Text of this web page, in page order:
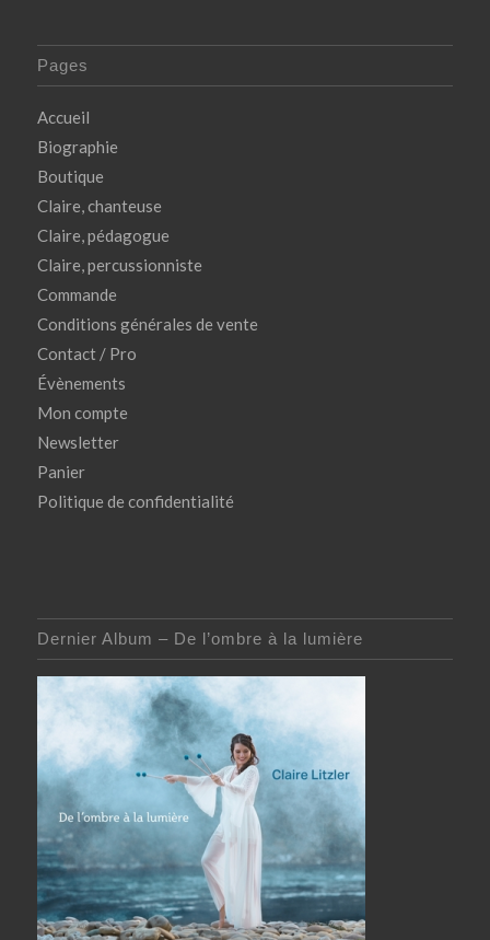
Pages
Accueil
Biographie
Boutique
Claire, chanteuse
Claire, pédagogue
Claire, percussionniste
Commande
Conditions générales de vente
Contact / Pro
Évènements
Mon compte
Newsletter
Panier
Politique de confidentialité
Dernier Album – De l’ombre à la lumière